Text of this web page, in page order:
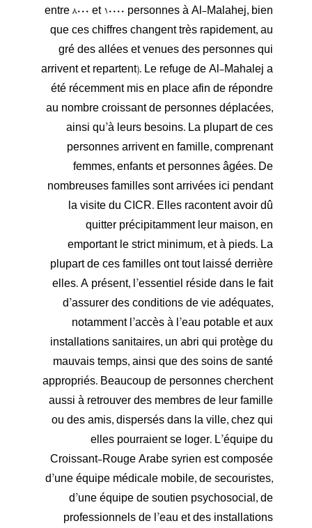
entre 8000 et 10000 personnes à Al-Malahej, bien
que ces chiffres changent très rapidement, au
gré des allées et venues des personnes qui
arrivent et repartent). Le refuge de Al-Mahalej a
été récemment mis en place afin de répondre
au nombre croissant de personnes déplacées,
ainsi qu’à leurs besoins. La plupart de ces
personnes arrivent en famille, comprenant
femmes, enfants et personnes âgées. De
nombreuses familles sont arrivées ici pendant
la visite du CICR. Elles racontent avoir dû
quitter précipitamment leur maison, en
emportant le strict minimum, et à pieds. La
plupart de ces familles ont tout laissé derrière
elles. A présent, l’essentiel réside dans le fait
d’assurer des conditions de vie adéquates,
notamment l’accès à l’eau potable et aux
installations sanitaires, un abri qui protège du
mauvais temps, ainsi que des soins de santé
appropriés. Beaucoup de personnes cherchent
aussi à retrouver des membres de leur famille
ou des amis, dispersés dans la ville, chez qui
elles pourraient se loger. L’équipe du
Croissant-Rouge Arabe syrien est composée
d’une équipe médicale mobile, de secouristes,
d’une équipe de soutien psychosocial, de
professionnels de l’eau et des installations